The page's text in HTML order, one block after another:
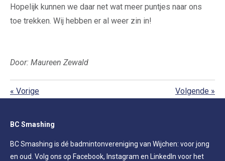
Hopelijk kunnen we daar net wat meer puntjes naar ons
toe trekken. Wij hebben er al weer zin in!
Door: Maureen Zewald
« Vorige Volgende »
BC Smashing
BC Smashing is dé badmintonvereniging van Wijchen: voor jong
en oud. Volg ons op Facebook, Instagram en LinkedIn voor het